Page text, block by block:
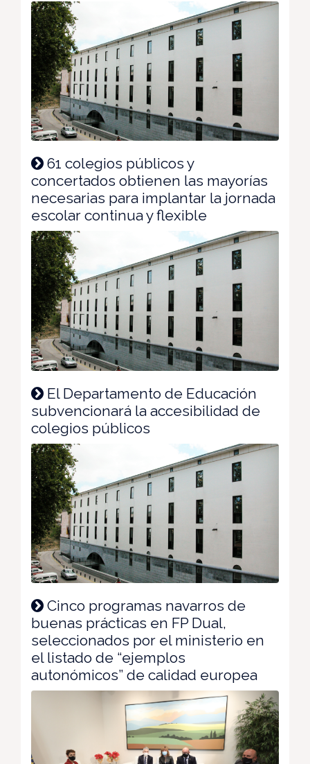
61 colegios públicos y
concertados obtienen las mayorías
necesarias para implantar la jornada
escolar continua y flexible
El Departamento de Educación
subvencionará la accesibilidad de
colegios públicos
Cinco programas navarros de
buenas prácticas en FP Dual,
seleccionados por el ministerio en
el listado de “ejemplos
autonómicos” de calidad europea